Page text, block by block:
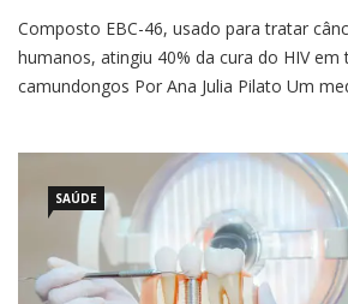
Composto EBC-46, usado para tratar
humanos, atingiu 40% da cura do HIV em
camundongos Por Ana Julia Pilato Um
Administration (FDA), agência
composto EBC-46 (tiglato de tigilanol)
SAÚDE